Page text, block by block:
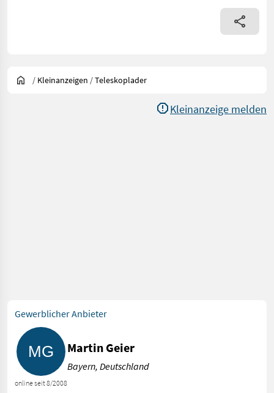
/ Kleinanzeigen /Teleskoplader
Kleinanzeige melden
Gewerblicher Anbieter
online seit 8/2008
Martin Geier
Bayern, Deutschland